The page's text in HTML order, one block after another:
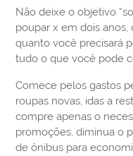
Não deixe o objetivo
poupar x em dois anos,
quanto você precisará
tudo o que você pode
Comece pelos gastos
roupas novas, idas a
compre apenas o
promoções, diminua o
de ônibus para